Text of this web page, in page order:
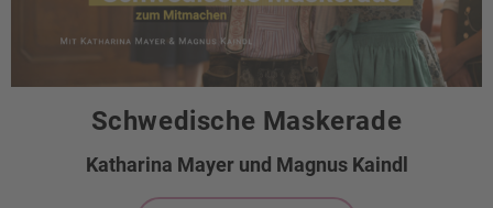
Schwedische Maskerade
Katharina Mayer und Magnus Kaindl